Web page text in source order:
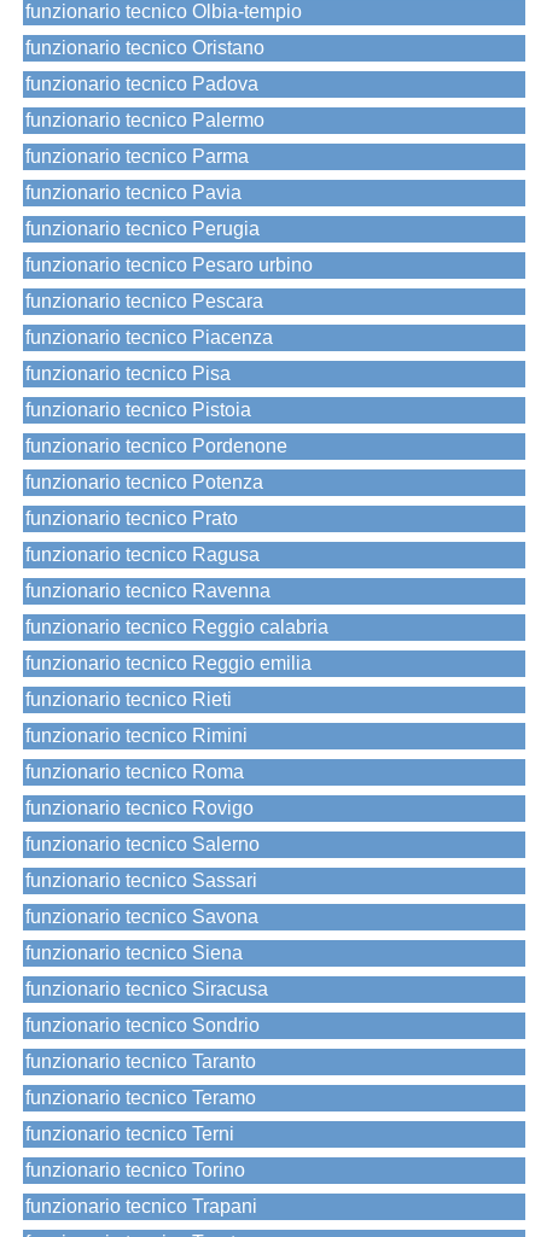
funzionario tecnico Olbia-tempio
funzionario tecnico Oristano
funzionario tecnico Padova
funzionario tecnico Palermo
funzionario tecnico Parma
funzionario tecnico Pavia
funzionario tecnico Perugia
funzionario tecnico Pesaro urbino
funzionario tecnico Pescara
funzionario tecnico Piacenza
funzionario tecnico Pisa
funzionario tecnico Pistoia
funzionario tecnico Pordenone
funzionario tecnico Potenza
funzionario tecnico Prato
funzionario tecnico Ragusa
funzionario tecnico Ravenna
funzionario tecnico Reggio calabria
funzionario tecnico Reggio emilia
funzionario tecnico Rieti
funzionario tecnico Rimini
funzionario tecnico Roma
funzionario tecnico Rovigo
funzionario tecnico Salerno
funzionario tecnico Sassari
funzionario tecnico Savona
funzionario tecnico Siena
funzionario tecnico Siracusa
funzionario tecnico Sondrio
funzionario tecnico Taranto
funzionario tecnico Teramo
funzionario tecnico Terni
funzionario tecnico Torino
funzionario tecnico Trapani